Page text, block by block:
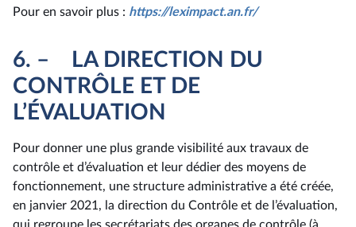
Pour en savoir plus : https://leximpact.an.fr/
6. – LA DIRECTION DU
CONTRÔLE ET DE
L’ÉVALUATION
Pour donner une plus grande visibilité aux travaux de
contrôle et d’évaluation et leur dédier des moyens de
fonctionnement, une structure administrative a été créée,
en janvier 2021, la direction du Contrôle et de l’évaluation,